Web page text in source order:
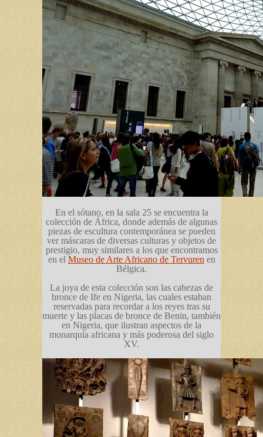
En el sótano, en la sala 25 se encuentra la
colección de África, donde además de algunas
piezas de escultura contemporánea se pueden
ver máscaras de diversas culturas y objetos de
prestigio, muy similares a los que encontramos
en el Museo de Arte Africano de Tervuren en
Bélgica.
La joya de esta colección son las cabezas de
bronce de Ife en Nigeria, las cuales estaban
reservadas para recordar a los reyes tras su
muerte y las placas de bronce de Benin, también
en Nigeria, que ilustran aspectos de la
monarquía africana y más poderosa del siglo
XV.